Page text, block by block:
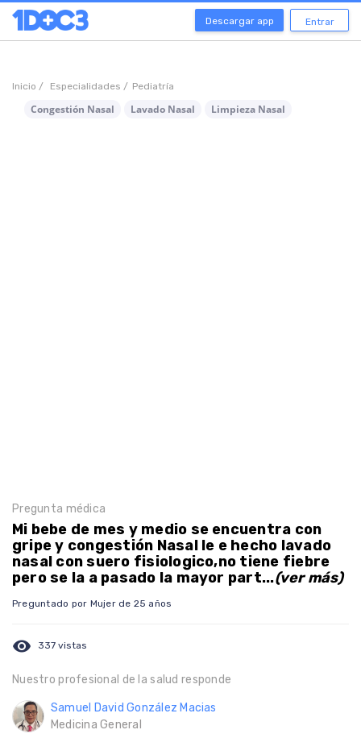
Descargar app Entrar
Inicio / Especialidades / Pediatría
Congestión Nasal Lavado Nasal Limpieza Nasal
Pregunta médica
Mi bebe de mes y medio se encuentra con
gripe y congestión Nasal le e hecho lavado
nasal con suero fisiologico,no tiene fiebre
pero se la a pasado la mayor part...(ver más)
Preguntado por Mujer de 25 años
visibility 337 vistas
Nuestro profesional de la salud responde
Samuel David González Macias
Medicina General